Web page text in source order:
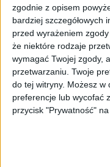
zgodnie z opisem
bardziej szczegółowych
przed wyrażeniem
że niektóre rodzaje
wymagać Twojej zgody,
przetwarzaniu. Twoje
do tej witryny. Możesz w
preferencje lub wycofać
przycisk "Prywatność"
- Ostatnie lata,
finansowania, nie
deeptechów i
się zmierzyć z
tylko przetrwał
z niego
zmobilizowany